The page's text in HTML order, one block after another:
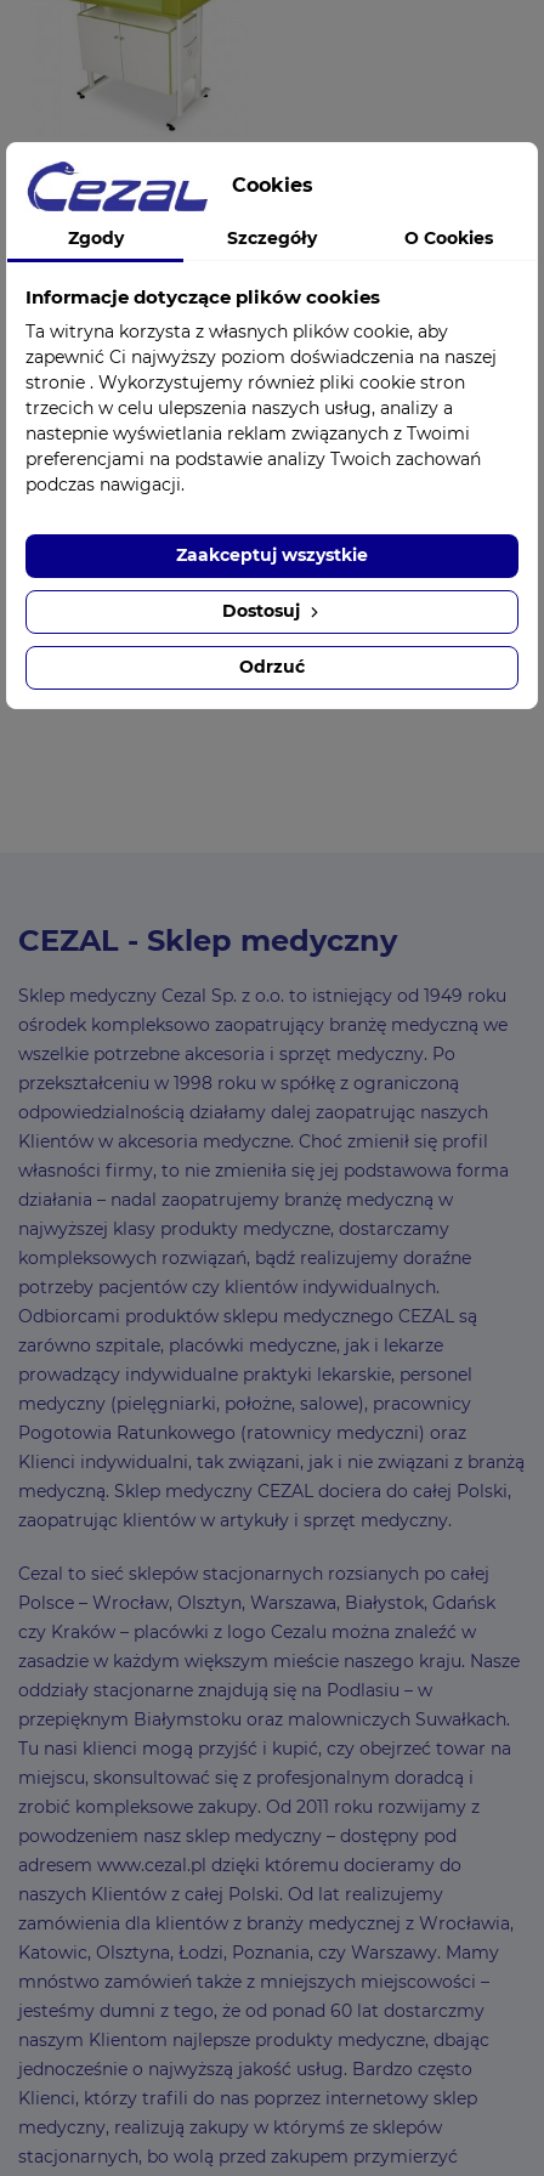
Szybki kontakt
Tel: +48 518 805 648
Pn - Pt: 8:00 - 16:00
Mail:esklep@cezal.pl
Przewijak, Stół do
badań niemowląt z
szafką StB3
JUVENTAS
Cena1 389,00 zł
CEZAL - Sklep medyczny
Sklep medyczny Cezal Sp. z o.o. to istniejący od 1949 roku
ośrodek kompleksowo zaopatrujący branżę medyczną we
wszelkie potrzebne akcesoria i sprzęt medyczny. Po
przekształceniu w 1998 roku w spółkę z ograniczoną
odpowiedzialnością działamy dalej zaopatrując naszych
Klientów w akcesoria medyczne. Choć zmienił się profil
własności firmy, to nie zmieniła się jej podstawowa forma
działania – nadal zaopatrujemy branżę medyczną w
najwyższej klasy produkty medyczne, dostarczamy
kompleksowych rozwiązań, bądź realizujemy doraźne
potrzeby pacjentów czy klientów indywidualnych.
Odbiorcami produktów sklepu medycznego CEZAL są
zarówno szpitale, placówki medyczne, jak i lekarze
prowadzący indywidualne praktyki lekarskie, personel
medyczny (pielęgniarki, położne, salowe), pracownicy
Pogotowia Ratunkowego (ratownicy medyczni) oraz
Klienci indywidualni, tak związani, jak i nie związani z branżą
medyczną. Sklep medyczny CEZAL dociera do całej Polski,
zaopatrując klientów w artykuły i sprzęt medyczny.
Cezal to sieć sklepów stacjonarnych rozsianych po całej
Polsce – Wrocław, Olsztyn, Warszawa, Białystok, Gdańsk
czy Kraków – placówki z logo Cezalu można znaleźć w
zasadzie w każdym większym mieście naszego kraju. Nasze
oddziały stacjonarne znajdują się na Podlasiu – w
przepięknym Białymstoku oraz malowniczych Suwałkach.
Tu nasi klienci mogą przyjść i kupić, czy obejrzeć towar na
miejscu, skonsultować się z profesjonalnym doradcą i
zrobić kompleksowe zakupy. Od 2011 roku rozwijamy z
powodzeniem nasz sklep medyczny – dostępny pod
adresem www.cezal.pl dzięki któremu docieramy do
naszych Klientów z całej Polski. Od lat realizujemy
zamówienia dla klientów z branży medycznej z Wrocławia,
Katowic, Olsztyna, Łodzi, Poznania, czy Warszawy. Mamy
mnóstwo zamówień także z mniejszych miejscowości –
jesteśmy dumni z tego, że od ponad 60 lat dostarczmy
naszym Klientom najlepsze produkty medyczne, dbając
jednocześnie o najwyższą jakość usług. Bardzo często
Klienci, którzy trafili do nas poprzez internetowy sklep
medyczny, realizują zakupy w którymś ze sklepów
stacjonarnych, bo wolą przed zakupem przymierzyć
Cookies
Zgody Szczegóły O Cookies
Informacje dotyczące plików cookies
Ta witryna korzysta z własnych plików cookie, aby
zapewnić Ci najwyższy poziom doświadczenia na naszej
stronie . Wykorzystujemy również pliki cookie stron
trzecich w celu ulepszenia naszych usług, analizy a
nastepnie wyświetlania reklam związanych z Twoimi
preferencjami na podstawie analizy Twoich zachowań
podczas nawigacji.
Odrzuć
Dostosuj
Zaakceptuj wszystkie